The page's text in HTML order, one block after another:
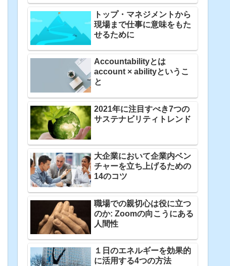
トップ・マネジメントから
現場まで仕事に意味をもた
せるために
Accountabilityとは
account × abilityというこ
と
2021年に注目すべき7つの
サステナビリティトレンド
大企業において企業内ベン
チャーを立ち上げるための
14のコツ
職場での親切心は役に立つ
のか: Zoomの向こうにある
人間性
１日のエネルギーを効果的
に活用する4つの方法